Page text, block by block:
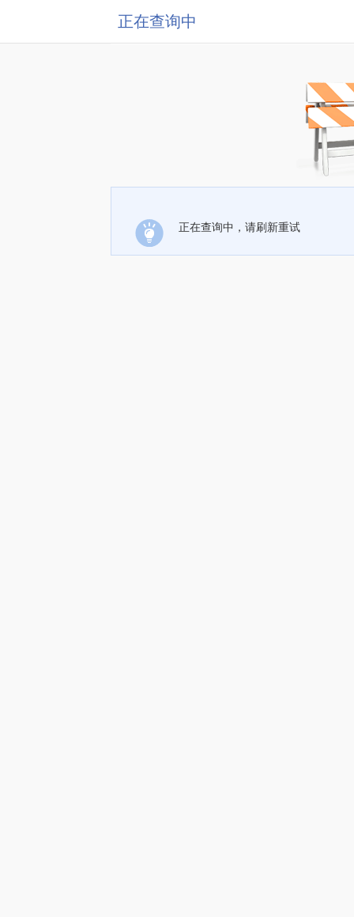
正在查询中
正在查询中，请刷新重试